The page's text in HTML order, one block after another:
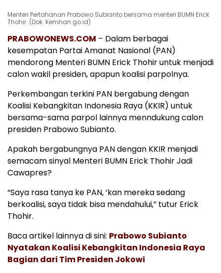
Menteri Pertahanan Prabowo Subianto bersama menteri BUMN Erick
Thohir. (Dok. Kemhan.go.id)
PRABOWONEWS.COM – Dalam berbagai
kesempatan Partai Amanat Nasional (PAN)
mendorong Menteri BUMN Erick Thohir untuk menjadi
calon wakil presiden, apapun koalisi parpolnya.
Perkembangan terkini PAN bergabung dengan
Koalisi Kebangkitan Indonesia Raya (KKIR) untuk
bersama-sama parpol lainnya menndukung calon
presiden Prabowo Subianto.
Apakah bergabungnya PAN dengan KKIR menjadi
semacam sinyal Menteri BUMN Erick Thohir Jadi
Cawapres?
“Saya rasa tanya ke PAN, ‘kan mereka sedang
berkoalisi, saya tidak bisa mendahului,” tutur Erick
Thohir.
Baca artikel lainnya di sini: Prabowo Subianto
Nyatakan Koalisi Kebangkitan Indonesia Raya
Bagian dari Tim Presiden Jokowi